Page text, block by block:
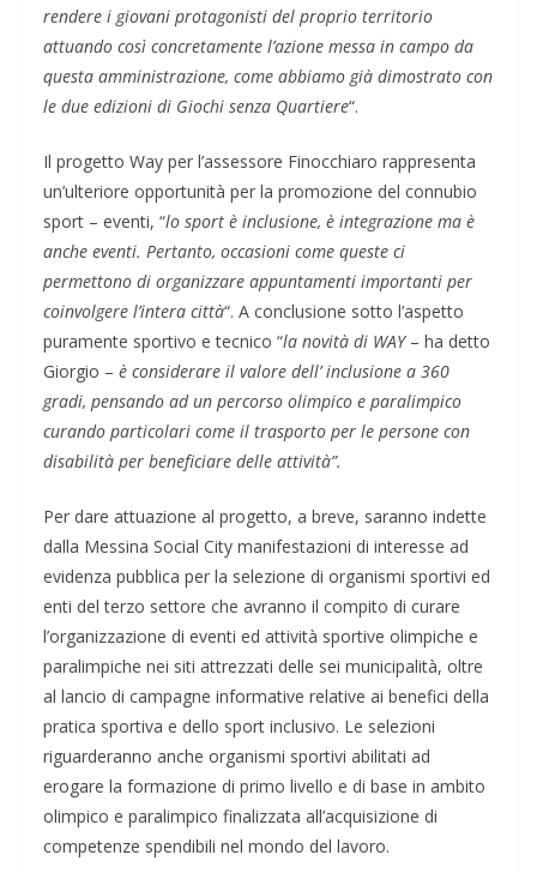
rendere i giovani protagonisti del proprio territorio
attuando così concretamente l’azione messa in campo da
questa amministrazione, come abbiamo già dimostrato con
le due edizioni di Giochi senza Quartiere“.
Il progetto Way per l’assessore Finocchiaro rappresenta
un’ulteriore opportunità per la promozione del connubio
sport – eventi, “lo sport è inclusione, è integrazione ma è
anche eventi. Pertanto, occasioni come queste ci
permettono di organizzare appuntamenti importanti per
coinvolgere l’intera città“. A conclusione sotto l’aspetto
puramente sportivo e tecnico “la novità di WAY– ha detto
Giorgio – è considerare il valore dell’ inclusione a 360
gradi, pensando ad un percorso olimpico e paralimpico
curando particolari come il trasporto per le persone con
disabilità per beneficiare delle attività”.
Per dare attuazione al progetto, a breve, saranno indette
dalla Messina Social City manifestazioni di interesse ad
evidenza pubblica per la selezione di organismi sportivi ed
enti del terzo settore che avranno il compito di curare
l’organizzazione di eventi ed attività sportive olimpiche e
paralimpiche nei siti attrezzati delle sei municipalità, oltre
al lancio di campagne informative relative ai benefici della
pratica sportiva e dello sport inclusivo. Le selezioni
riguarderanno anche organismi sportivi abilitati ad
erogare la formazione di primo livello e di base in ambito
olimpico e paralimpico finalizzata all’acquisizione di
competenze spendibili nel mondo del lavoro.